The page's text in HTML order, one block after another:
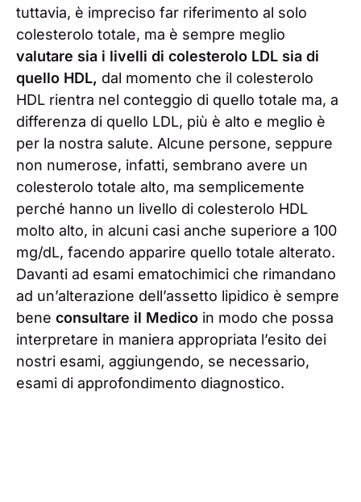
tuttavia, è impreciso far riferimento al solo
colesterolo totale, ma è sempre meglio
valutare sia i livelli di colesterolo LDL sia di
quello HDL, dal momento che il colesterolo
HDL rientra nel conteggio di quello totale ma, a
differenza di quello LDL, più è alto e meglio è
per la nostra salute. Alcune persone, seppure
non numerose, infatti, sembrano avere un
colesterolo totale alto, ma semplicemente
perché hanno un livello di colesterolo HDL
molto alto, in alcuni casi anche superiore a 100
mg/dL, facendo apparire quello totale alterato.
Davanti ad esami ematochimici che rimandano
ad un’alterazione dell’assetto lipidico è sempre
bene consultare il Medico in modo che possa
interpretare in maniera appropriata l’esito dei
nostri esami, aggiungendo, se necessario,
esami di approfondimento diagnostico.